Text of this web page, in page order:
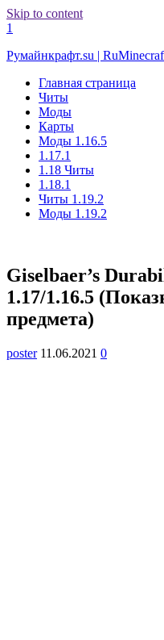
Skip to content
1
Румайнкрафт.su |
Главная страница
Читы
Моды
Карты
Моды 1.16.5
1.17.1
1.18 Читы
1.18.1
Читы 1.19.2
Моды 1.19.2
Giselbaer’s
1.17/1.16.5
предмета)
poster 11.06.2021 0